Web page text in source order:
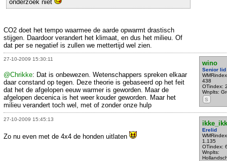
onderzoek niet
CO2 doet het tempo waarmee de aarde opwarmt drastisch
stijgen. Daardoor verandert het klimaat, en dus het milieu. Of
dat per se negatief is zullen we mettertijd wel zien.
27-10-2009 15:30:11
wino
Senior lid
438
OTindex:
Wnplts:
S
@Chrikke: Dat is onbewezen. Wetenschappers spreken elkaar
daar constand op tegen. Deze theorie is gebaseerd op het feit
dat het de afgelopen eeuw warmer is geworden. Maar de
afgelopen decenica is het weer kouder geworden. Maar het
milieu verandert toch wel, met of zonder onze hulp
27-10-2009 15:45:13
Erelid
1.135
OTindex:
Wnplts:
Zo nu even met de 4x4 de honden uitlaten